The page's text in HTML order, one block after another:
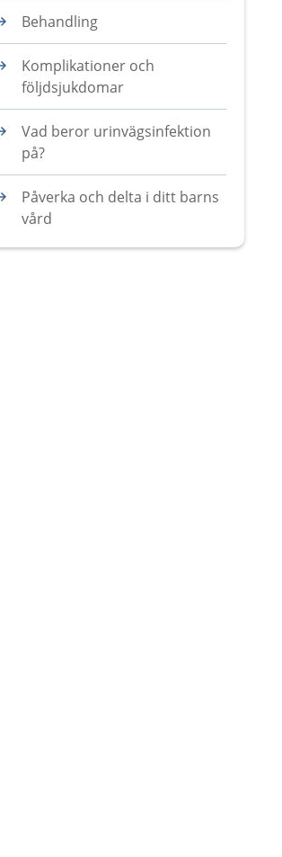
Behandling
Komplikationer och
följdsjukdomar
Vad beror urinvägsinfektion
på?
Påverka och delta i ditt barns
vård